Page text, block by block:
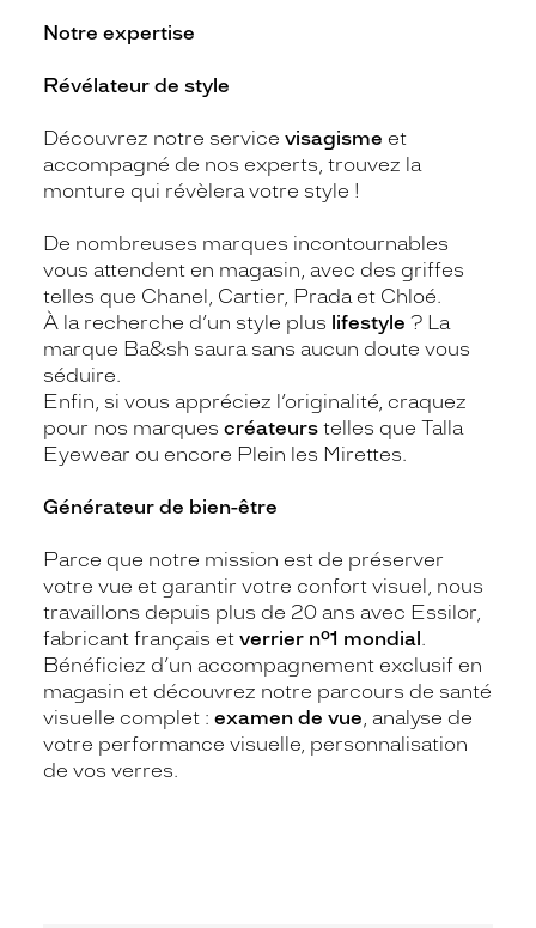
Notre expertise
Révélateur de style
Découvrez notre service visagisme et
accompagné de nos experts, trouvez la
monture qui révèlera votre style !
De nombreuses marques incontournables
vous attendent en magasin, avec des griffes
telles que Chanel, Cartier, Prada et Chloé.
À la recherche d’un style plus lifestyle ? La
marque Ba&sh saura sans aucun doute vous
séduire.
Enfin, si vous appréciez l’originalité, craquez
pour nos marques créateurs telles que Talla
Eyewear ou encore Plein les Mirettes.
Générateur de bien-être
Parce que notre mission est de préserver
votre vue et garantir votre confort visuel, nous
travaillons depuis plus de 20 ans avec Essilor,
fabricant français et verrier n°1 mondial
Bénéficiez d’un accompagnement exclusif en
magasin et découvrez notre parcours de santé
visuelle complet : examen de vue , analyse de
votre performance visuelle, personnalisation
de vos verres.